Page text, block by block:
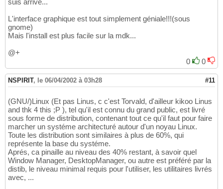
L'interface graphique est tout simplement géniale!!!(sous
gnome)
Mais l'install est plus facile sur la mdk...
@+
0
0
NSPIRIT, le 06/04/2002 à 03h28 #11
(GNU/)Linux (Et pas Linus, c c'est Torvald, d'ailleur kikoo Linus
and thk 4 this ;P ), tel qu'il est connu du grand public, est livré
sous forme de distribution, contenant tout ce qu'il faut pour faire
marcher un systéme architecturé autour d'un noyau Linux.
Toute les distribution sont similaires à plus de 60%, qui
représente la base du systéme.
Aprés, ca pinaille au niveau des 40% restant, à savoir quel
Window Manager, DesktopManager, ou autre est préféré par la
distib, le niveau minimal requis pour l'utiliser, les utilitaires livrés
avec, ...